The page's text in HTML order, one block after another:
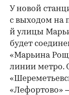
У новой
с выходом на
й улицы
будет
«Марьина
линии метро.
«Лефортово»